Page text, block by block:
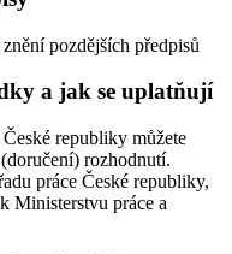
pozdějších předpisů
a jak se uplatňují
republiky můžete
rozhodnutí.
práce České republiky,
Ministerstvu práce a